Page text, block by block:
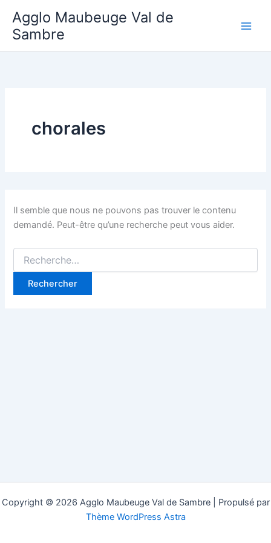
contenu
Agglo Maubeuge Val de
Sambre
chorales
Il semble que nous ne pouvons pas trouver le contenu
demandé. Peut-être qu’une recherche peut vous aider.
Rechercher :
Copyright © 2026 Agglo Maubeuge Val de Sambre | Propulsé par
Thème WordPress Astra